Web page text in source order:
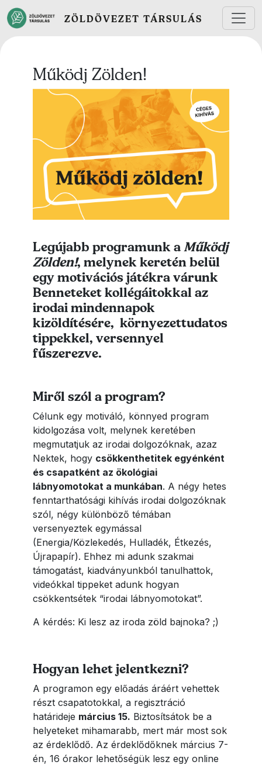
Ugrás a tartalomra
ZÖLDÖVEZET TÁRSULÁS
Működj Zölden!
Legújabb programunk aMűködj
Zölden!, melynek keretén belül
egy motivációs játékra várunk
Benneteket kollégáitokkal az
irodai mindennapok
kizöldítésére, környezettudatos
tippekkel, versennyel
fűszerezve.
Miről szól a program?
Célunk egy motiváló, könnyed program
kidolgozása volt, melynek keretében
megmutatjuk az irodai dolgozóknak, azaz
Nektek, hogy csökkenthetitek egyénként
és csapatként az ökológiai
lábnyomotokat a munkában. A négy hetes
fenntarthatósági kihívás irodai dolgozóknak
szól, négy különböző témában
versenyeztek egymással
(Energia/Közlekedés, Hulladék, Étkezés,
Újrapapír). Ehhez mi adunk szakmai
támogatást, kiadványunkból tanulhattok,
videókkal tippeket adunk hogyan
csökkentsétek “irodai lábnyomotokat”.
A kérdés: Ki lesz az iroda zöld bajnoka? ;)
Hogyan lehet jelentkezni?
A programon egy előadás áráért vehettek
részt csapatotokkal, a regisztráció
határideje március 15. Biztosítsátok be a
helyeteket mihamarabb, mert már most sok
az érdeklődő. Az érdeklődőknek március 7-
én, 16 órakor lehetőségük lesz egy online